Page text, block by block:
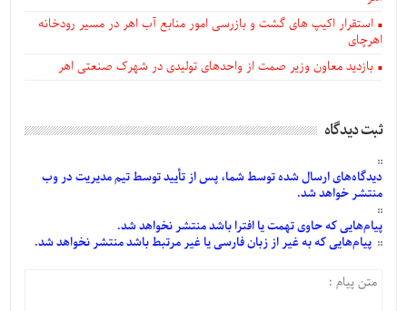
استقرار اکیپ های گشت و بازرسی امور منابع آب اهر در مسیر رودخانه
اهرچای
بازدید معاون وزیر صمت از واحدهای تولیدی در شهرک صنعتی اهر
ثبت دیدگاه
دیدگاه‌هایارسالشدهتوسط شما، پس ازتأییدتوسط تیم مدیریت در وب
منتشر خواهد شد.
پیام‌هاییکه حاوی تهمت یا افترا باشد منتشر نخواهد شد.
پیام‌هاییکه به غیر از زبان فارسی یا غیر مرتبط باشد منتشر نخواهد شد.